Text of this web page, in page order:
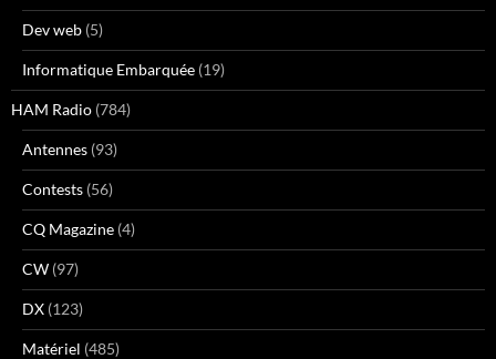
Dev web (5)
Informatique Embarquée (19)
HAM Radio (784)
Antennes (93)
Contests (56)
CQ Magazine (4)
CW (97)
DX (123)
Matériel (485)